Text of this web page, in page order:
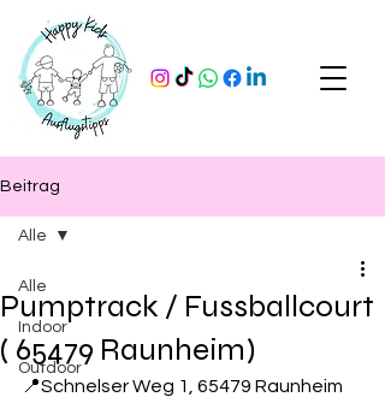
Beitrag
Alle
Indoor
Outdoor
Alle
Pumptrack / Fussballcourt
( 65479 Raunheim)
📍Schnelser Weg 1, 65479 Raunheim